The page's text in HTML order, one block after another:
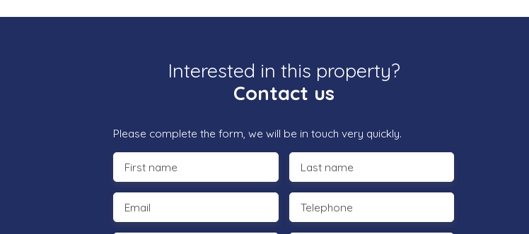
Interested in this property?
Contact us
Please complete the form, we will be in touch very quickly.
First name Last name
Email Telephone